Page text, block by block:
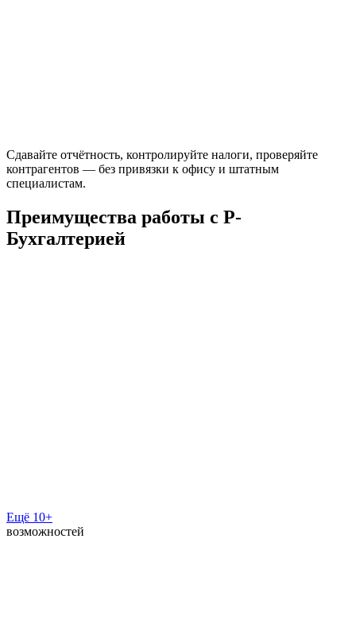
Сдавайте отчётность, контролируйте налоги, проверяйте
контрагентов — без привязки к офису и штатным
специалистам.
Преимущества работы с Р-
Бухгалтерией
Ещё 10+
возможностей